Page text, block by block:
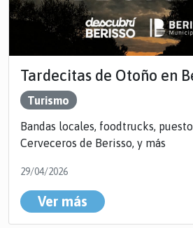
Tardecitas de Otoño en
Turismo
Bandas locales, foodtrucks,
Cerveceros de Berisso, y más
29/04/2026
Ver más